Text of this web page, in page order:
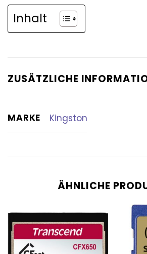
Inhalt
ZUSÄTZLICHE
MARKE Kingston
ÄHNLICHE